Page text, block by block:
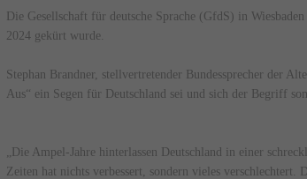
Die Gesellschaft für deutsche Sprache (GfdS) in
2024 gekürt wurde.
Stephan Brandner, stellvertretender Bundessprecher der
Aus“ ein Segen für Deutschland sei und sich der Begriff
„Die Ampel-Jahre hinterlassen Deutschland in einer
Zeiten hat nichts verbessert, sondern vieles verschlechtert.